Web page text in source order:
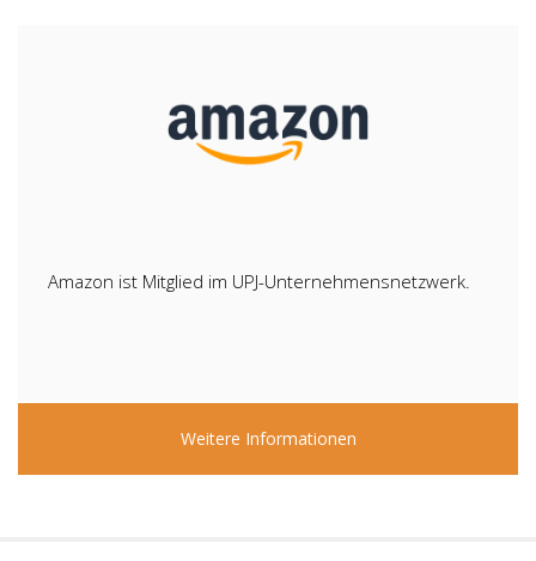
Amazon ist Mitglied im UPJ-Unternehmensnetzwerk.
Weitere Informationen